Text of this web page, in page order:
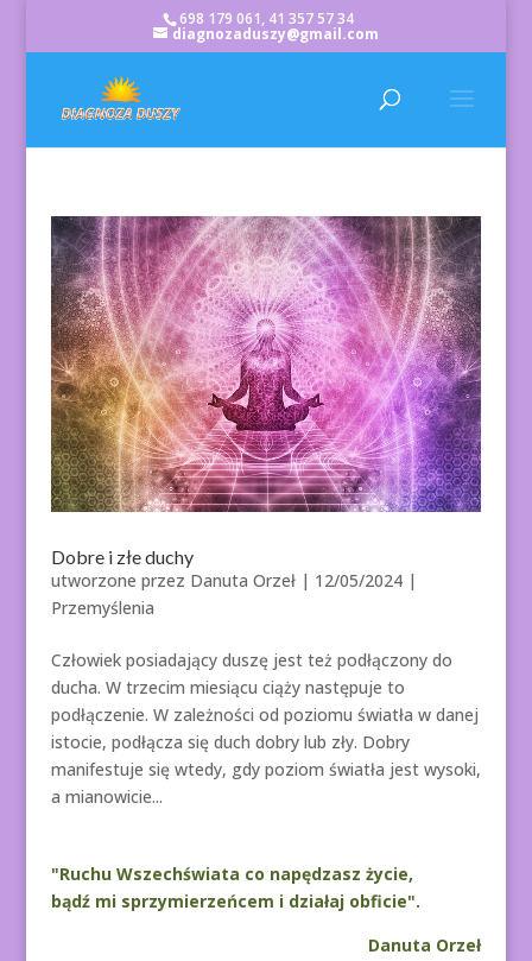
698 179 061, 41 357 57 34
diagnozaduszy@gmail.com
Dobre i złe duchy
utworzone przez Danuta Orzeł| 12/05/2024|
Przemyślenia
Człowiek posiadający duszę jest też podłączony do
ducha. W trzecim miesiącu ciąży następuje to
podłączenie. W zależności od poziomu światła w danej
istocie, podłącza się duch dobry lub zły. Dobry
manifestuje się wtedy, gdy poziom światła jest wysoki,
a mianowicie...
"Ruchu Wszechświata co napędzasz życie,
bądź mi sprzymierzeńcem i działaj obficie".
Danuta Orzeł